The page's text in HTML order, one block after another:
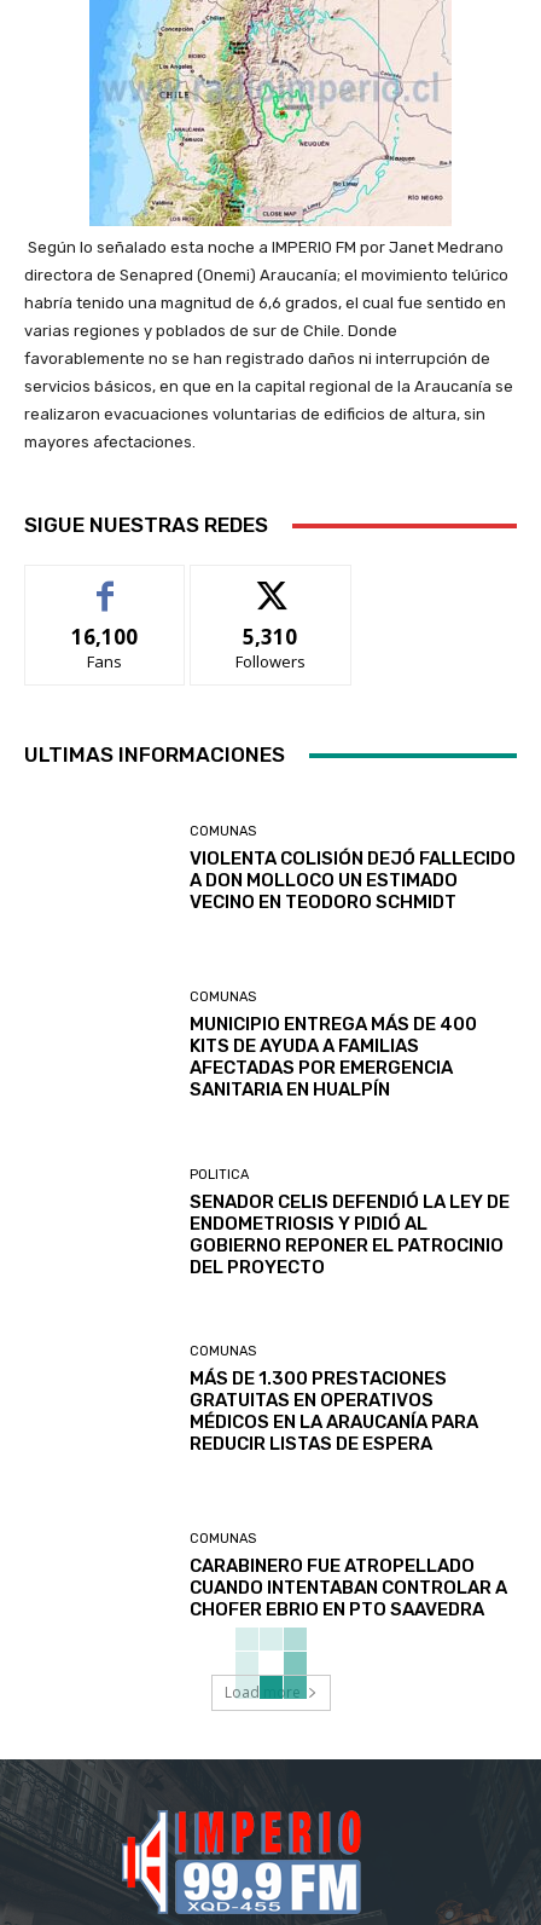
Según lo señalado esta noche a IMPERIO FM por Janet Medrano
directora de Senapred (Onemi) Araucanía; el movimiento telúrico
habría tenido una magnitud de 6,6 grados, el cual fue sentido en
varias regiones y poblados de sur de Chile. Donde
favorablemente no se han registrado daños ni interrupción de
servicios básicos, en que en la capital regional de la Araucanía se
realizaron evacuaciones voluntarias de edificios de altura, sin
mayores afectaciones.
SIGUE NUESTRAS REDES
16,100
Fans
5,310
Followers
ULTIMAS INFORMACIONES
COMUNAS
VIOLENTA COLISIÓN DEJÓ FALLECIDO
A DON MOLLOCO UN ESTIMADO
VECINO EN TEODORO SCHMIDT
COMUNAS
MUNICIPIO ENTREGA MÁS DE 400
KITS DE AYUDA A FAMILIAS
AFECTADAS POR EMERGENCIA
SANITARIA EN HUALPÍN
POLITICA
SENADOR CELIS DEFENDIÓ LA LEY DE
ENDOMETRIOSIS Y PIDIÓ AL
GOBIERNO REPONER EL PATROCINIO
DEL PROYECTO
COMUNAS
MÁS DE 1.300 PRESTACIONES
GRATUITAS EN OPERATIVOS
MÉDICOS EN LA ARAUCANÍA PARA
REDUCIR LISTAS DE ESPERA
COMUNAS
CARABINERO FUE ATROPELLADO
CUANDO INTENTABAN CONTROLAR A
CHOFER EBRIO EN PTO SAAVEDRA
Load more